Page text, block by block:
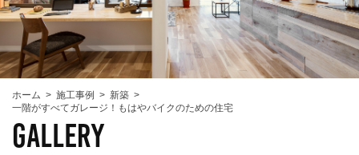
ホーム 施工事例
新築
一階がすべてガレージ！もはやバイクのための住宅
gallery